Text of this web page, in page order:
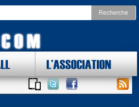
FOOTBALL CONFERENCE
L'ASSOCIATION
DES LOTS !